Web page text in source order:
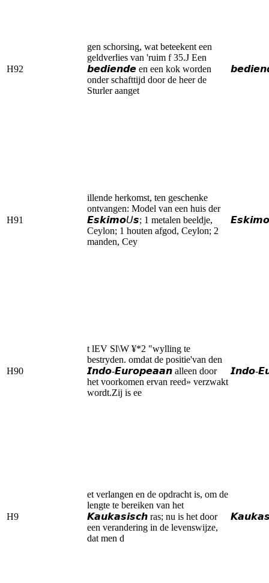
H92
gen schorsing, wat beteekent een
geldverlies van 'ruim f 35.J Een
𝙗𝙚𝙙𝙞𝙚𝙣𝙙𝙚 en een kok worden
onder schafttijd door de heer de
Sturler aanget
H91
illende herkomst, ten geschenke
ontvangen: Model van een huis der
𝙀𝙨𝙠𝙞𝙢𝙤𝘜𝙨; 1 metalen beeldje,
Ceylon; 1 houten afgod, Ceylon; 2
manden, Cey
H90
t lEV Sl\W ¥*2 "wylling te
bestryden. omdat de positie'van den
𝙄𝙣𝙙𝙤-𝙀𝙪𝙧𝙤𝙥𝙚𝙖𝙖𝙣 alleen door
het voorkomen ervan reed» verzwakt
wordt.Zij is ee
𝙄𝙣𝙙𝙤-
H9
et verlangen en de opdracht is, om de
lengte te bereiken van het
𝙆𝙖𝙪𝙠𝙖𝙨𝙞𝙨𝙘𝙝 ras; nu is het door
een verandering in de levenswijze,
dat men d